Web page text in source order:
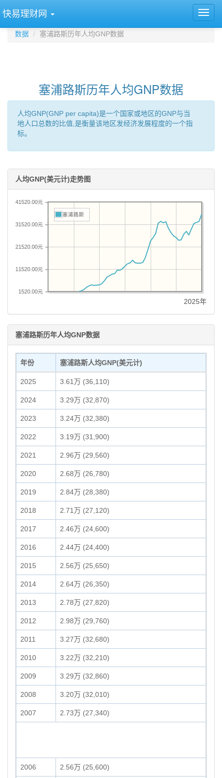
快易理财网
数据 塞浦路斯历年人均GNP数据
塞浦路斯历年人均GNP数据
人均GNP(GNP per capita)是一个国家或地区的GNP与当
地人口总数的比值,是衡量该地区发经济发展程度的一个指
标。
人均GNP(美元计)走势图
1520.00元
11520.00元
21520.00元
31520.00元
41520.00元
塞浦路斯
2025年
塞浦路斯历年人均GNP数据
年份 塞浦路斯人均GNP(美元计)
2025 3.61万 (36,110)
2024 3.29万 (32,870)
2023 3.24万 (32,380)
2022 3.19万 (31,900)
2021 2.96万 (29,560)
2020 2.68万 (26,780)
2019 2.84万 (28,380)
2018 2.71万 (27,120)
2017 2.46万 (24,600)
2016 2.44万 (24,400)
2015 2.56万 (25,650)
2014 2.64万 (26,350)
2013 2.78万 (27,820)
2012 2.98万 (29,760)
2011 3.27万 (32,680)
2010 3.22万 (32,210)
2009 3.29万 (32,860)
2008 3.20万 (32,010)
2007 2.73万 (27,340)
2006 2.56万 (25,600)